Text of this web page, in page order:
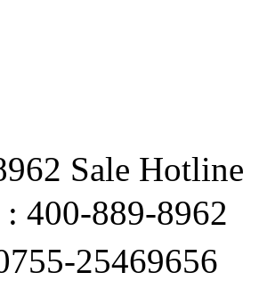
Sale Hotline
400-889-8962
25469656